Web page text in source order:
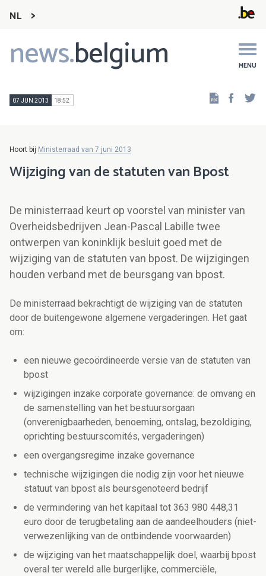
NL
news.belgium MENU
Main
navigation
07 JUN 2013 18:52
Hoort bij Ministerraad van 7 juni 2013
Wijziging van de statuten van Bpost
De ministerraad keurt op voorstel van minister van
Overheidsbedrijven Jean-Pascal Labille twee
ontwerpen van koninklijk besluit goed met de
wijziging van de statuten van bpost. De wijzigingen
houden verband met de beursgang van bpost.
De ministerraad bekrachtigt de wijziging van de statuten
door de buitengewone algemene vergaderingen. Het gaat
om:
een nieuwe gecoördineerde versie van de statuten van
bpost
wijzigingen inzake corporate governance: de omvang en
de samenstelling van het bestuursorgaan
(onverenigbaarheden, benoeming, ontslag, bezoldiging,
oprichting bestuurscomités, vergaderingen)
een overgangsregime inzake governance
technische wijzigingen die nodig zijn voor het nieuwe
statuut van bpost als beursgenoteerd bedrijf
de vermindering van het kapitaal tot 363 980 448,31
euro door de terugbetaling aan de aandeelhouders (niet-
verwezenlijking van de ontbindende voorwaarden)
de wijziging van het maatschappelijk doel, waarbij bpost
overal ter wereld alle burgerlijke, commerciële,